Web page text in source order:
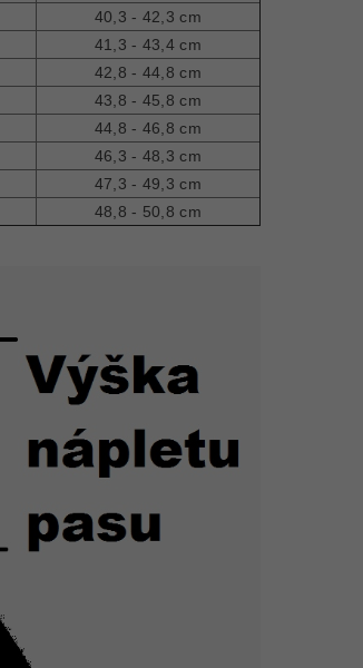
40,3 - 42,3 cm
41,3 - 43,4 cm
42,8 - 44,8 cm
43,8 - 45,8 cm
44,8 - 46,8 cm
46,3 - 48,3 cm
47,3 - 49,3 cm
48,8 - 50,8 cm